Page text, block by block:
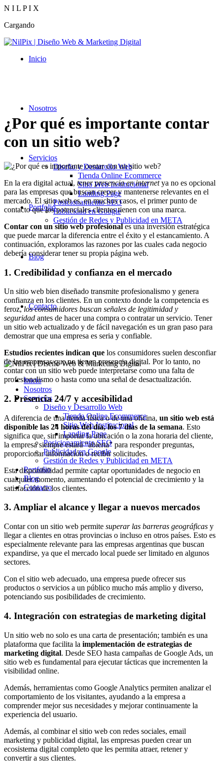
N I L PI X
Cargando
Inicio
Nosotros
Servicios
Diseño y Desarrollo Web
Tienda Online Ecommerce
Sitio Web Institucional
Landing Page
Posicionamiento SEO
Publicidad en Google
Gestión de Redes y Publicidad en META
Portfolio
Blog
Contacto
Inicio
Nosotros
Servicios
Diseño y Desarrollo Web
Tienda Online Ecommerce
Sitio Web Institucional
Landing Page
Posicionamiento SEO
Publicidad en Google
Gestión de Redes y Publicidad en META
Portfolio
Blog
Contacto
¿Por qué es importante contar
con un sitio web?
En la era digital actual, tener presencia en internetya no es opcional
para las empresas que buscan crecer y mantenerse relevantes en el
mercado. El sitio web es, en muchos casos, el primer punto de
contacto que los potenciales clientes tienen con una marca.
Contar con un sitio web profesionales una inversión estratégica
que puede marcar la diferencia entre el éxito y el estancamiento. A
continuación, exploramos las razones por las cuales cada negocio
debería considerar tener su propia página web.
1. Credibilidad y confianza en el mercado
Un sitio web bien diseñado transmite profesionalismo y genera
confianza en los clientes. En un contexto donde la competencia es
feroz,los consumidores buscan señales de legitimidad y
seguridad antes de hacer una compra o contratar un servicio. Tener
un sitio web actualizado y de fácil navegación es un gran paso para
demostrar que una empresa es seria y confiable.
Estudios recientes indican que los consumidores suelen desconfiar
de las empresas que no tienen presencia digital. Por lo tanto, no
contar con un sitio web puede interpretarse como una falta de
profesionalismo o hasta como una señal de desactualización.
2. Presencia 24/7 y accesibilidad
A diferencia de una tienda física o de una oficina, un sitio web está
disponible las 24 horas del día, los 7 días de la semana. Esto
significa que, sin importar la ubicación o la zona horaria del cliente,
la empresa siempre estará “abierta” para responder preguntas,
proporcionar información o recibir solicitudes.
Esta disponibilidad permite captar oportunidades de negocio en
cualquier momento, aumentando el potencial de crecimiento y la
satisfacción de los clientes.
3. Ampliar el alcance y llegar a nuevos mercados
Contar con un sitio web permite superar las barreras geográficas y
llegar a clientes en otras provincias o incluso en otros países. Esto es
especialmente relevante para las empresas argentinas que buscan
expandirse, ya que el mercado local puede ser limitado en algunos
sectores.
Con el sitio web adecuado, una empresa puede ofrecer sus
productos o servicios a un público mucho más amplio y diverso,
potenciando sus posibilidades de crecimiento.
4. Integración con estrategias de marketing digital
Un sitio web no solo es una carta de presentación; también es una
plataforma que facilita la implementación de estrategias de
marketing digital. Desde SEO hasta campañas de Google Ads, un
sitio web es fundamental para ejecutar tácticas que incrementen la
visibilidad online.
Además, herramientas como Google Analytics permiten analizar el
comportamiento de los visitantes, ayudando a la empresa a
comprender mejor sus necesidades y mejorar continuamente la
experiencia del usuario.
Además, al combinar el sitio web con redes sociales, email
marketing y publicidad digital, las empresas pueden crear un
ecosistema digital completo que les permita atraer, retener y
convertir a sus clientes.